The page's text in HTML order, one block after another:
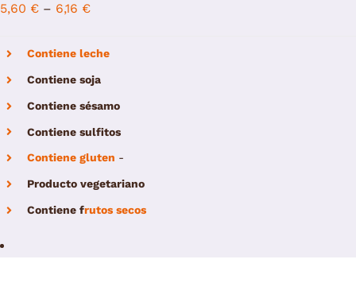
5,60 € – 6,16 €
Contiene leche
Contiene soja
Contiene sésamo
Contiene sulfitos
Contiene gluten -
Producto vegetariano
Contiene frutos secos